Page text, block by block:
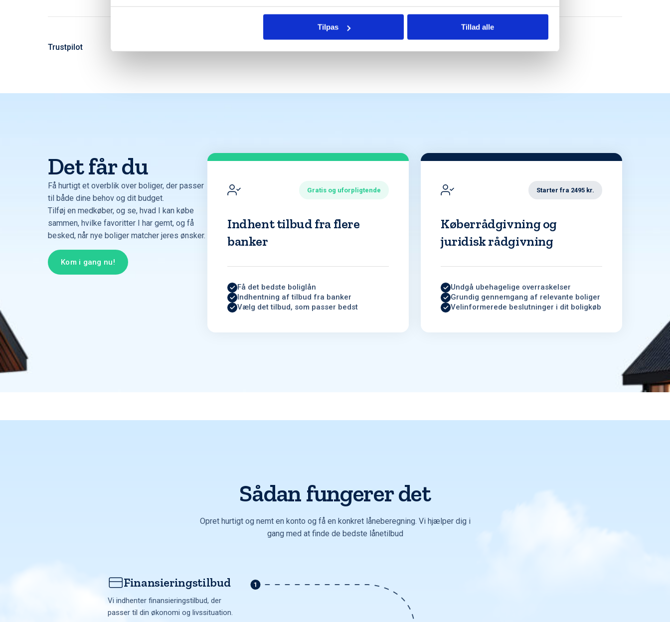
Tilpas Tillad alle
Trustpilot
Det får du
Få hurtigt et overblik over boliger, der passer
til både dine behov og dit budget.
Tilføj en medkøber, og se, hvad I kan købe
sammen, hvilke favoritter I har gemt, og få
besked, når nye boliger matcher jeres ønsker.
Kom i gang nu!
Gratis og uforpligtende
Indhent tilbud fra flere
banker
Få det bedste boliglån
Indhentning af tilbud fra banker
Vælg det tilbud, som passer bedst
Starter fra 2495 kr.
Køberrådgivning og
juridisk rådgivning
Undgå ubehagelige overraskelser
Grundig gennemgang af relevante boliger
Velinformerede beslutninger i dit boligkøb
Sådan fungerer det
Opret hurtigt og nemt en konto og få en konkret låneberegning. Vi hjælper dig i
gang med at finde de bedste lånetilbud
Finansieringstilbud
Vi indhenter finansieringstilbud, der
passer til din økonomi og livssituation.